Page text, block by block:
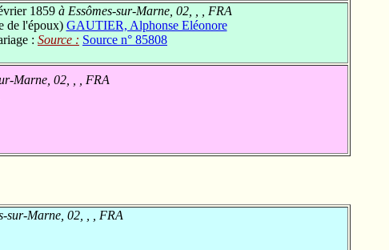
1859 à Essômes-sur-Marne, 02, , , FRA
de l'époux) GAUTIER, Alphonse Eléonore
: Source : Source n° 85808
Marne, 02, , , FRA
sur-Marne, 02, , , FRA